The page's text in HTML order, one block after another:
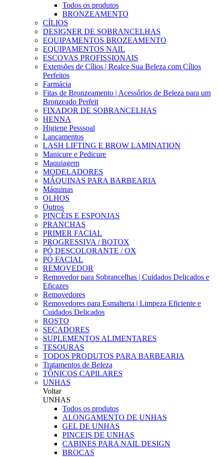
Todos os produtos
BRONZEAMENTO
CÍLIOS
DESIGNER DE SOBRANCELHAS
EQUIPAMENTOS BROZEAMENTO
EQUIPAMENTOS NAIL
ESCOVAS PROFISSIONAIS
Extensões de Cílios | Realce Sua Beleza com Cílios
Perfeitos
Farmácia
Fitas de Bronzeamento | Acessórios de Beleza para um
Bronzeado Perfeit
FIXADOR DE SOBRANCELHAS
HENNA
Higiene Pesssoal
Lançamentos
LASH LIFTING E BROW LAMINATION
Manicure e Pedicure
Maquiagem
MODELADORES
MÁQUINAS PARA BARBEARIA
Máquinas
OLHOS
Outros
PINCÉIS E ESPONJAS
PRANCHAS
PRIMER FACIAL
PROGRESSIVA / BOTOX
PÓ DESCOLORANTE / OX
PÓ FACIAL
REMOVEDOR
Removedor para Sobrancelhas | Cuidados Delicados e
Eficazes
Removedores
Removedores para Esmalteria | Limpeza Eficiente e
Cuidados Delicados
ROSTO
SECADORES
SUPLEMENTOS ALIMENTARES
TESOURAS
TODOS PRODUTOS PARA BARBEARIA
Tratamentos de Beleza
TÔNICOS CAPILARES
UNHAS
Voltar
UNHAS
Todos os produtos
ALONGAMENTO DE UNHAS
GEL DE UNHAS
PINCEIS DE UNHAS
CABINES PARA NAIL DESIGN
BROCAS